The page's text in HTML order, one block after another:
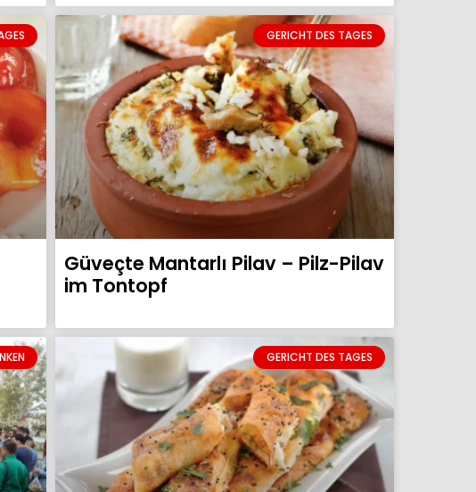
GERICHT DES TAGES
Güveçte Mantarlı Pilav – Pilz-Pilav
im Tontopf
GERICHT DES TAGES